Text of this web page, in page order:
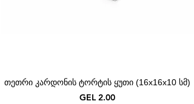
თეთრი კარდონის ტორტის ყუთი (16x16x10 სმ)
Price
GEL 2.00